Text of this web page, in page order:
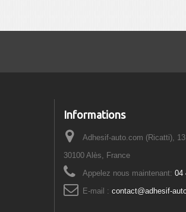
Informations
Adhesif-auto.com (Ricatti),
30100 Alès, France
Appelez nous maintenant: 04
E-mail : contact@adhesif-